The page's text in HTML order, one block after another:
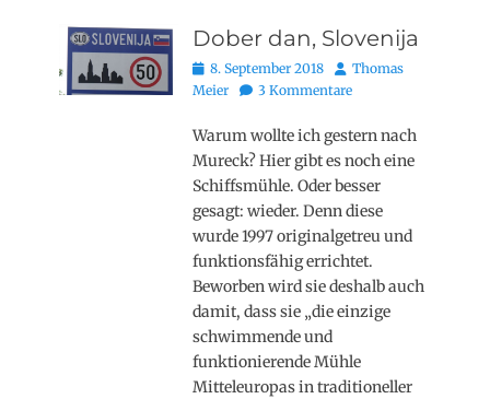
Dober dan, Slovenija
Posted
on
8. September 2018 AutorThomas
Meier
3 Kommentare
Warum wollte ich gestern nach
Mureck? Hier gibt es noch eine
Schiffsmühle. Oder besser
gesagt: wieder. Denn diese
wurde 1997 originalgetreu und
funktionsfähig errichtet.
Beworben wird sie deshalb auch
damit, dass sie „die einzige
schwimmende und
funktionierende Mühle
Mitteleuropas in traditioneller